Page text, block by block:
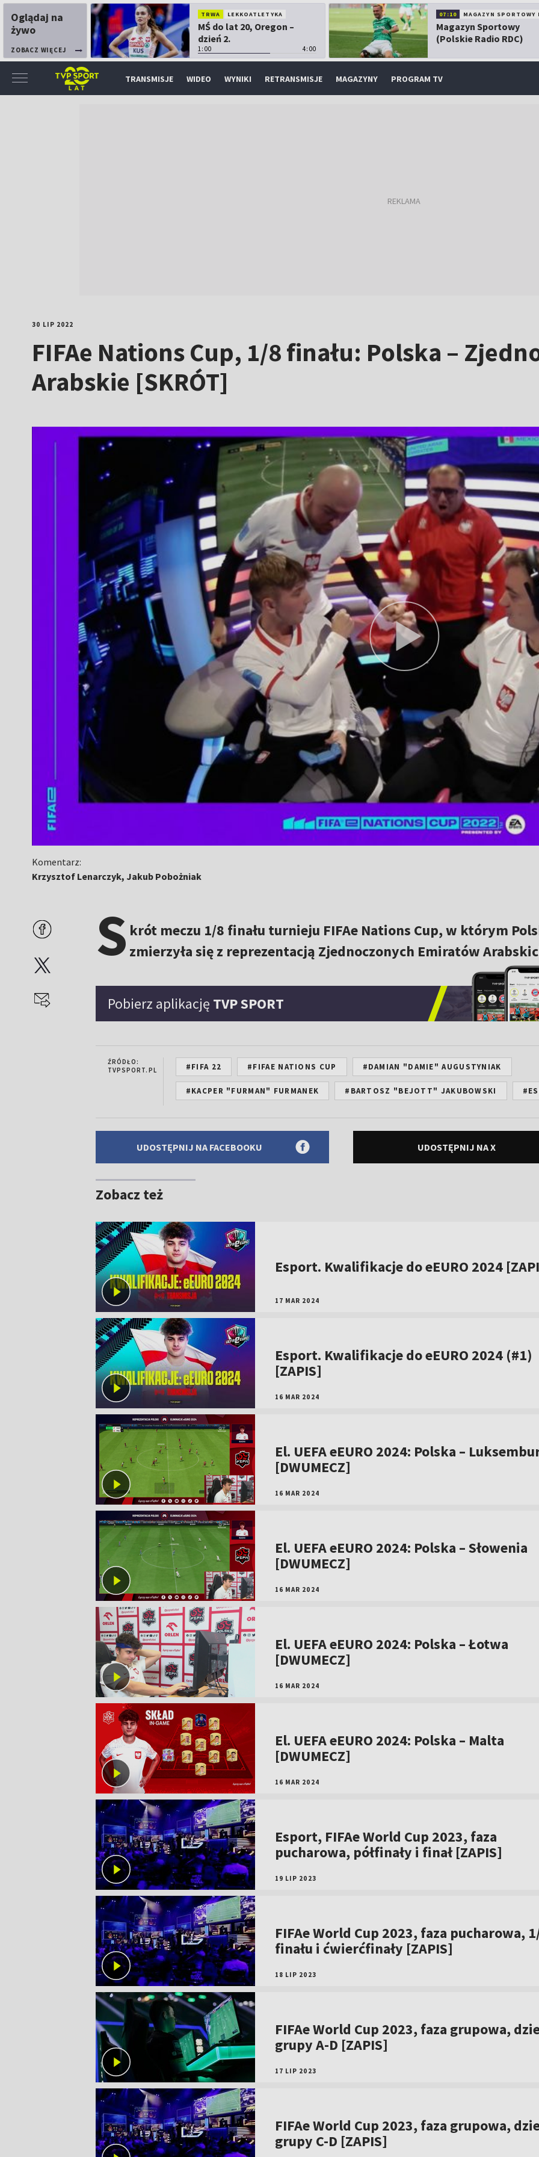
Oglądaj na
żywo
ZOBACZ WIĘCEJ
TRWA LEKKOATLETYKA
MŚ do lat 20, Oregon –
dzień 2.
1:00 4:00
07:10 MAGAZYN SPORTOWY
Magazyn Sportowy
(Polskie Radio RDC)
TRANSMISJE WIDEO WYNIKI RETRANSMISJE MAGAZYNY PROGRAM TV
30 LIP 2022
FIFAe Nations Cup, 1/8 finału: Polska –
Arabskie [SKRÓT]
Komentarz:
Krzysztof Lenarczyk, Jakub Pobożniak
S krót meczu 1/8 finału turnieju FIFAe Nations Cup, w którym
zmierzyła się z reprezentacją Zjednoczonych Emiratów
Pobierz aplikację TVP SPORT
ŹRÓDŁO:
TVPSPORT.PL
#FIFA 22 #FIFAE NATIONS CUP #DAMIAN "DAMIE" AUGUSTYNIAK
#KACPER "FURMAN" FURMANEK #BARTOSZ "BEJOTT" JAKUBOWSKI
UDOSTĘPNIJ NA FACEBOOKU UDOSTĘPNIJ NA X
Zobacz też
Esport. Kwalifikacje do eEURO 2024
17 MAR 2024
Esport. Kwalifikacje do eEURO 2024 (#1)
[ZAPIS]
16 MAR 2024
El. UEFA eEURO 2024: Polska – Luksemburg
[DWUMECZ]
16 MAR 2024
El. UEFA eEURO 2024: Polska – Słowenia
[DWUMECZ]
16 MAR 2024
El. UEFA eEURO 2024: Polska – Łotwa
[DWUMECZ]
16 MAR 2024
El. UEFA eEURO 2024: Polska – Malta
[DWUMECZ]
16 MAR 2024
Esport, FIFAe World Cup 2023, faza
pucharowa, półfinały i finał [ZAPIS]
19 LIP 2023
FIFAe World Cup 2023, faza pucharowa,
finału i ćwierćfinały [ZAPIS]
18 LIP 2023
FIFAe World Cup 2023, faza grupowa,
grupy A-D [ZAPIS]
17 LIP 2023
FIFAe World Cup 2023, faza grupowa,
grupy C-D [ZAPIS]